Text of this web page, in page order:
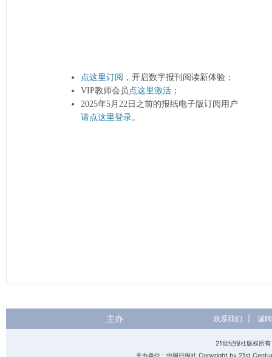
点这里订阅 ，开启数字报刊阅读新体验；
VIP教师会员点这里激活 ；
2025年5月22日之前的报纸电子版订阅用户
请点这里登录。
主办 联系我们 诚
21世纪报社版权所